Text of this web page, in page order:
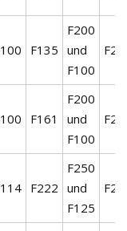
100 F135
F200
und
F100
F25
100 F161
F200
und
F100
F25
114 F222
F250
und
F125
F25